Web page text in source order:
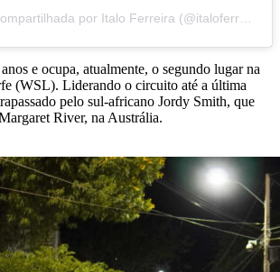
e ocupa, atualmente, o segundo lugar na
(WSL). Liderando o circuito até a última
pelo sul-africano Jordy Smith, que
River, na Austrália.